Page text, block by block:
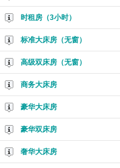
时租房（3小时）
标准大床房（无窗）
高级双床房（无窗）
商务大床房
豪华大床房
豪华双床房
奢华大床房